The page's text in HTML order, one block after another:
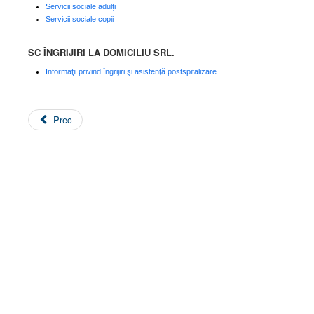
Servicii sociale adulți
Servicii sociale copii
SC ÎNGRIJIRI LA DOMICILIU SRL.
Informaţii privind îngrijiri şi asistenţă postspitalizare
Prec